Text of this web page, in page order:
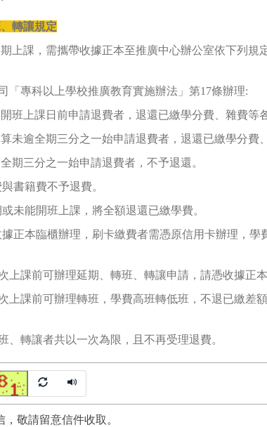
轉讓規定
上課，需攜帶收據正本至推廣中心辦公室依下列規
「專科以上學校推廣教育實施辦法」第17條辦理:
班上課日前申請退費者，退還已繳學分費、雜費等
未逾全期三分之一始申請退費者，退還已繳學分費
期三分之一始申請退費者，不予退還。
書籍費不予退費。
未能開班上課，將全額退還已繳學費。
正本臨櫃辦理，刷卡繳費者需憑原信用卡辦理，
上課前可辦理延期、轉班、轉讓申請，請憑收據正
上課前可辦理轉班，學費高班轉低班，不退已繳差
、轉讓者共以一次為限，且不再受理退費。
敬請留意信件收取。